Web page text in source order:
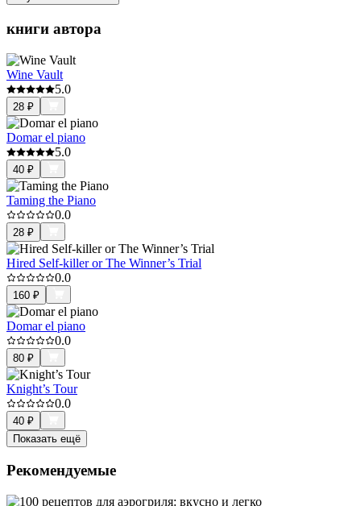
книги автора
Wine Vault
5.0
28 ₽
Domar el piano
5.0
40 ₽
Taming the Piano
0.0
28 ₽
Hired Self-killer or The Winner’s Trial
0.0
160 ₽
Domar el piano
0.0
80 ₽
Knight’s Tour
0.0
40 ₽
Показать ещё
Рекомендуемые